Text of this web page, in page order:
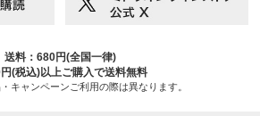
送料：680円(全国一律)
(税込)以上ご購入で送料無料
キャンペーンご利用の際は異なります。